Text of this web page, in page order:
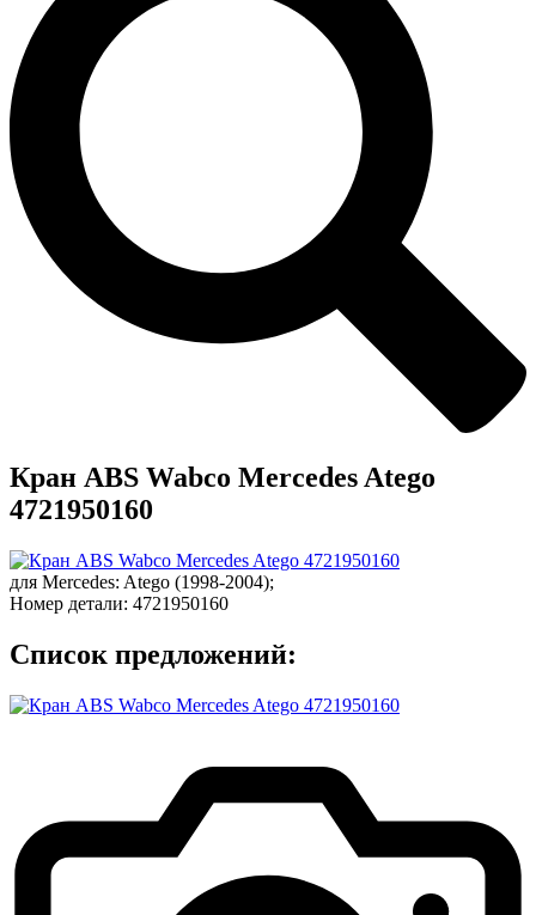
Кран ABS Wabco Mercedes Atego
4721950160
для Mercedes: Atego (1998-2004);
Номер детали: 4721950160
Список предложений: